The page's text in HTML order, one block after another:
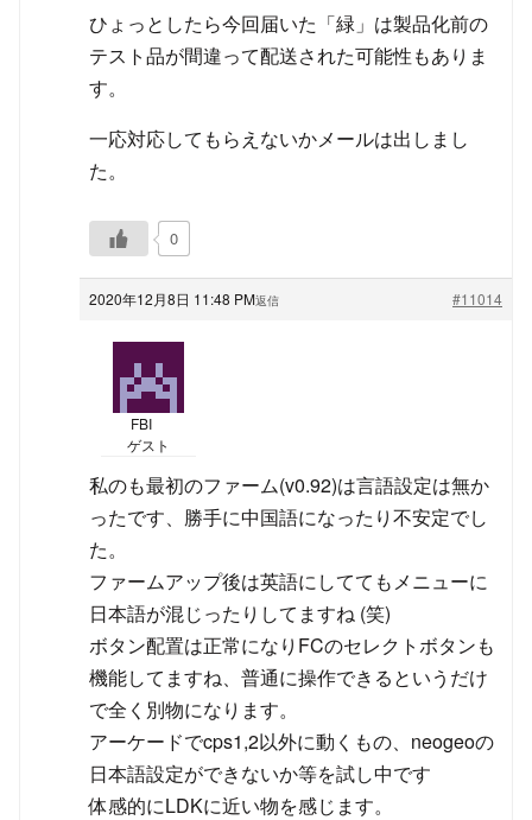
ひょっとしたら今回届いた「緑」は製品化前の
テスト品が間違って配送された可能性もありま
す。
一応対応してもらえないかメールは出しまし
た。
0
2020年12月8日 11:48 PM #11014
返信
FBI
ゲスト
私のも最初のファーム(v0.92)は言語設定は無か
ったです、勝手に中国語になったり不安定でし
た。
ファームアップ後は英語にしててもメニューに
日本語が混じったりしてますね (笑)
ボタン配置は正常になりFCのセレクトボタンも
機能してますね、普通に操作できるというだけ
で全く別物になります。
アーケードでcps1,2以外に動くもの、neogeoの
日本語設定ができないか等を試し中です
体感的にLDKに近い物を感じます。